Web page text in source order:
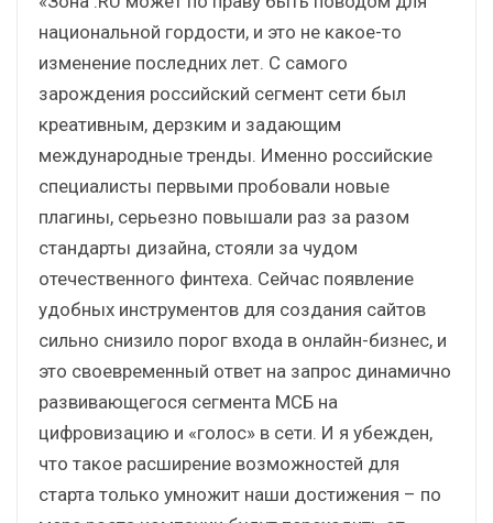
национальной гордости, и это не какое-то
изменение последних лет. С самого
зарождения российский сегмент сети был
креативным, дерзким и задающим
международные тренды. Именно российские
специалисты первыми пробовали новые
плагины, серьезно повышали раз за разом
стандарты дизайна, стояли за чудом
отечественного финтеха. Сейчас появление
удобных инструментов для создания сайтов
сильно снизило порог входа в онлайн-бизнес, и
это своевременный ответ на запрос динамично
развивающегося сегмента МСБ на
цифровизацию и «голос» в сети. И я убежден,
что такое расширение возможностей для
старта только умножит наши достижения – по